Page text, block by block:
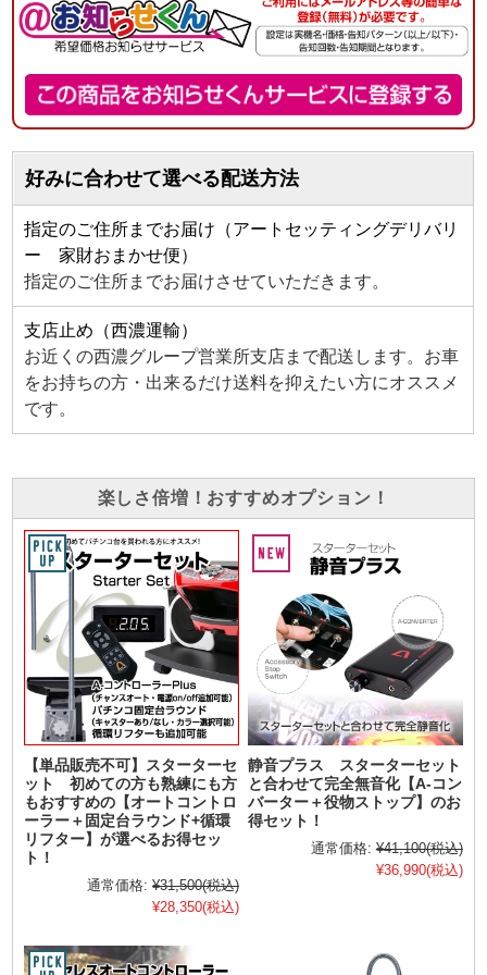
好みに合わせて選べる配送方法
指定のご住所までお届け（アートセッティングデリバリ
ー 家財おまかせ便）
指定のご住所までお届けさせていただきます。
支店止め（西濃運輸）
お近くの西濃グループ営業所支店まで配送します。お車
をお持ちの方・出来るだけ送料を抑えたい方にオススメ
です。
楽しさ倍増！おすすめオプション！
【単品販売不可】スターターセ
ット 初めての方も熟練にも方
もおすすめの【オートコントロ
ーラー＋固定台ラウンド+循環
リフター】が選べるお得セッ
ト！
通常価格: ¥31,500(税込)
¥28,350(税込)
静音プラス スターターセット
と合わせて完全無音化【A-コン
バーター＋役物ストップ】のお
得セット！
通常価格: ¥41,100(税込)
¥36,990(税込)